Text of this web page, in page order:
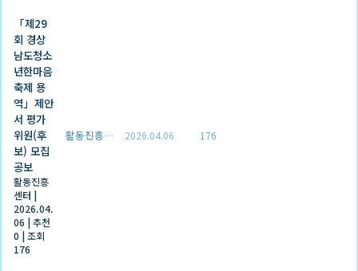
「제29
회 경상
남도청소
년한마음
축제 용
역」제안
서 평가
위원(후
보) 모집
공보
활동진흥
센터 |
2026.04.
06 |추천
0 |조회
176
활동진흥센터 2026.04.06 176